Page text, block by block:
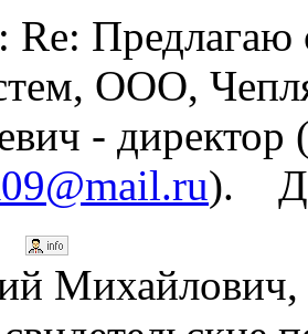
Re: Предлагаю
ООО,
- директор
).
Михайлович,